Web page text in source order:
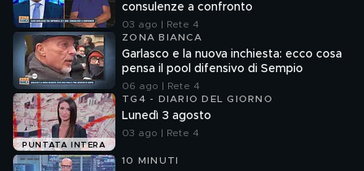
consulenze a confronto
03 ago | Rete 4
ZONA BIANCA
Garlasco e la nuova inchiesta: ecco cosa
pensa il pool difensivo di Sempio
06 ago | Rete 4
PUNTATA INTERA
TG4 - DIARIO DEL GIORNO
Lunedì 3 agosto
03 ago | Rete 4
10 MINUTI